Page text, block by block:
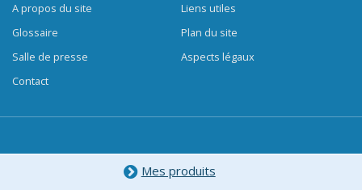
A propos du site
Glossaire
Salle de presse
Contact
Liens utiles
Plan du site
Aspects légaux
Mes produits